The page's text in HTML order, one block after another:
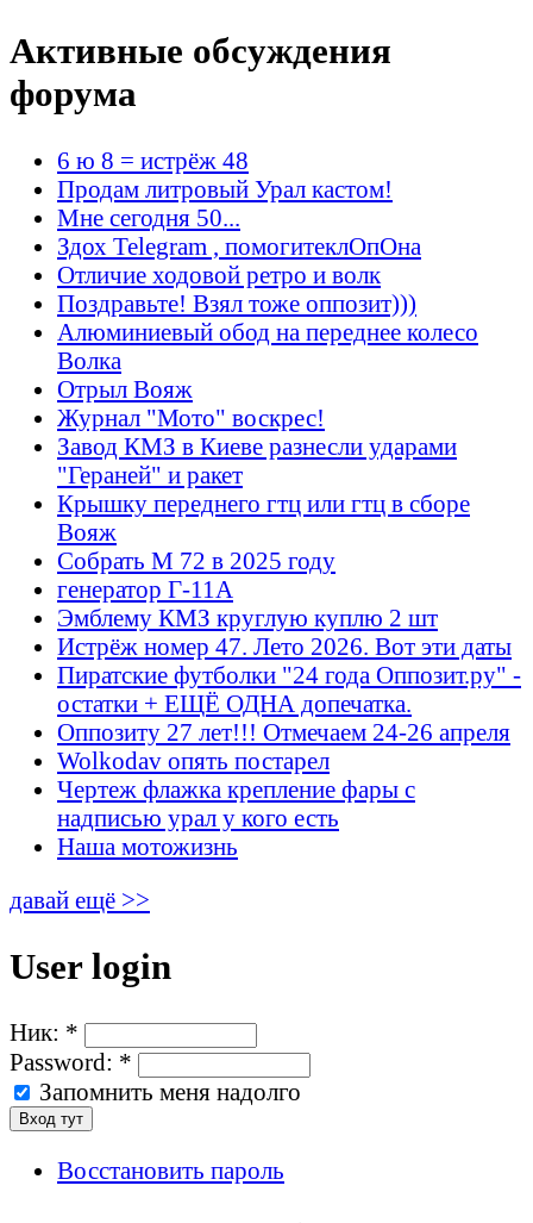
Активные обсуждения
форума
6 ю 8 = истрёж 48
Продам литровый Урал кастом!
Мне сегодня 50...
Здох Telegram , помогитеклОпОна
Отличие ходовой ретро и волк
Поздравьте! Взял тоже оппозит)))
Алюминиевый обод на переднее колесо
Волка
Отрыл Вояж
Журнал "Мото" воскрес!
Завод КМЗ в Киеве разнесли ударами
"Гераней" и ракет
Крышку переднего гтц или гтц в сборе
Вояж
Собрать М 72 в 2025 году
генератор Г-11А
Эмблему КМЗ круглую куплю 2 шт
Истрёж номер 47. Лето 2026. Вот эти даты
Пиратские футболки "24 года Оппозит.ру" -
остатки + ЕЩЁ ОДНА допечатка.
Оппозиту 27 лет!!! Отмечаем 24-26 апреля
Wolkodav опять постарел
Чертеж флажка крепление фары с
надписью урал у кого есть
Наша мотожизнь
давай ещё >>
User login
Ник: *
Password: *
Запомнить меня надолго
Восстановить пароль